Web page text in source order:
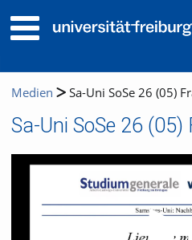
Medien Sa-Uni SoSe 26 (05)
Sa-Uni SoSe 26